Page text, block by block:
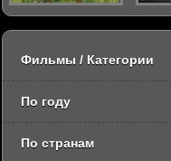
Фильмы / Категории
По году
По странам